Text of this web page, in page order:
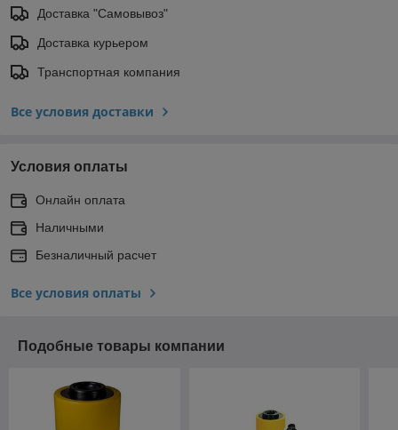
Доставка "Самовывоз"
Доставка курьером
Транспортная компания
Все условия доставки
Условия оплаты
Онлайн оплата
Наличными
Безналичный расчет
Все условия оплаты
Подобные товары компании